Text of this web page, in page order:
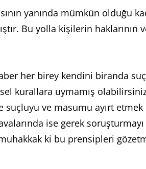
yanında mümkün olduğu
Bu yolla kişilerin
her birey kendini biranda
kurallara uymamış
ve masumu ayırt etmek
ise gerek
ki bu prensipleri